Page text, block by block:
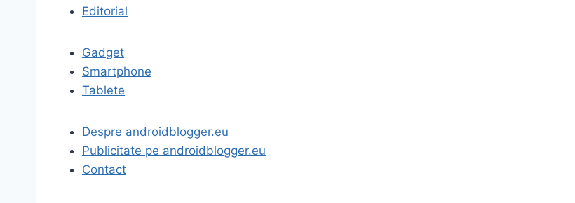
Editorial
Gadget
Smartphone
Tablete
Despre androidblogger.eu
Publicitate pe androidblogger.eu
Contact